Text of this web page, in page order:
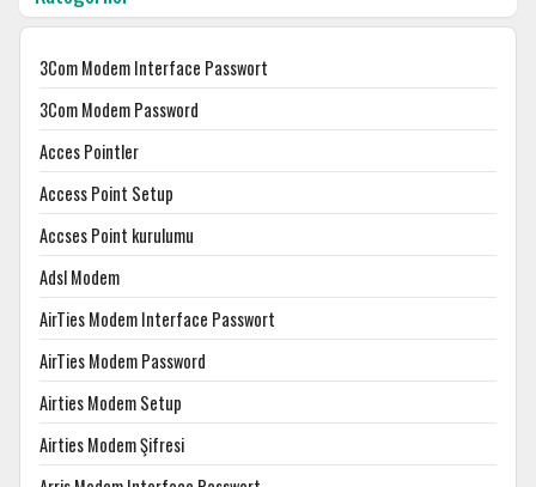
3Com Modem Interface Passwort
3Com Modem Password
Acces Pointler
Access Point Setup
Accses Point kurulumu
Adsl Modem
AirTies Modem Interface Passwort
AirTies Modem Password
Airties Modem Setup
Airties Modem Şifresi